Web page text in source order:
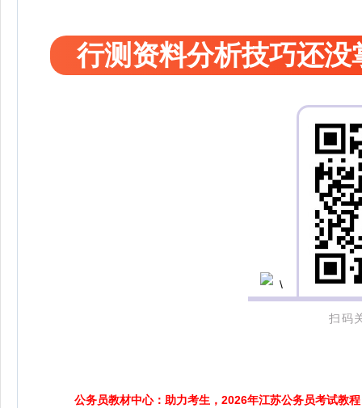
行测资料分析技巧还
扫码
公务员教材中心：助力考生，2026年江苏公务员考试教程